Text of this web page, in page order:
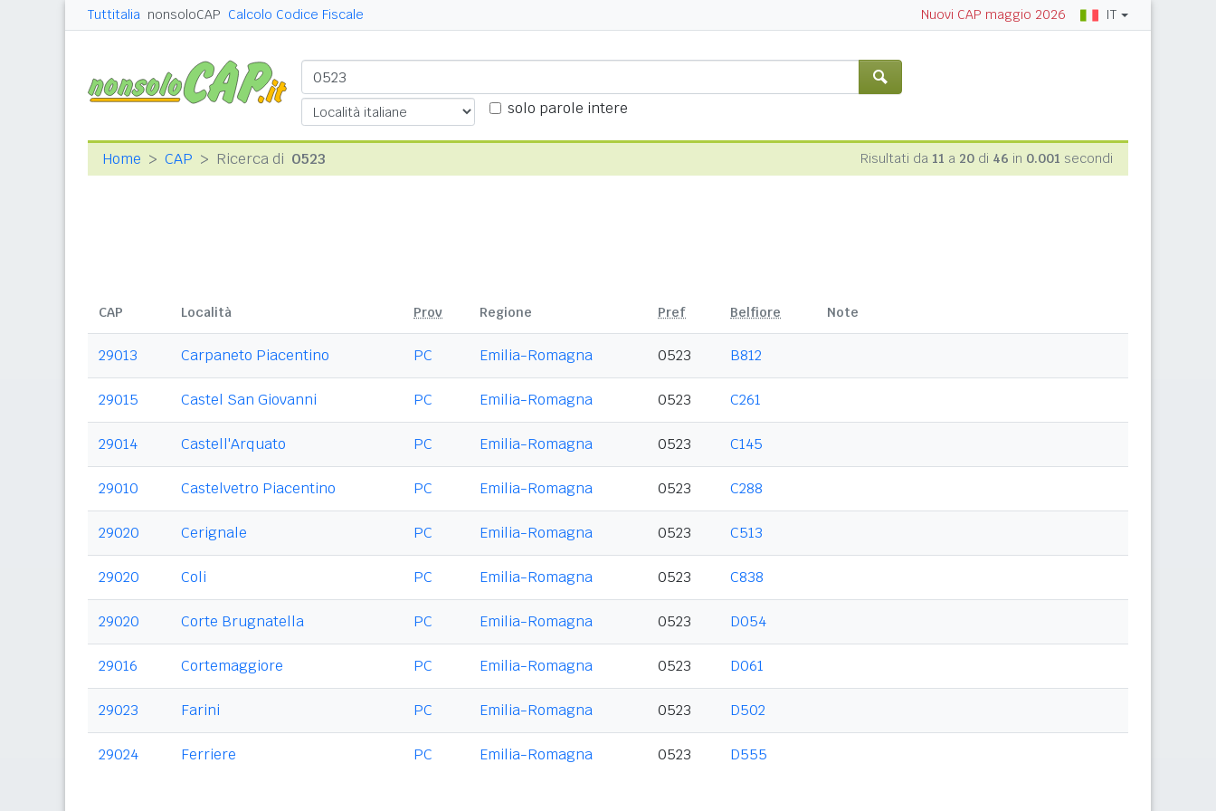
Tuttitalia nonsoloCAP Calcolo Codice Fiscale Nuovi CAP maggio 2026 IT
solo parole intere
Home CAP Ricerca di 0523 Risultati da 11 a 20 di 46 in 0.001 secondi
CAP Località Prov Regione Pref Belfiore Note
29013 Carpaneto Piacentino PC Emilia-Romagna 0523 B812
29015 Castel San Giovanni PC Emilia-Romagna 0523 C261
29014 Castell'Arquato PC Emilia-Romagna 0523 C145
29010 Castelvetro Piacentino PC Emilia-Romagna 0523 C288
29020 Cerignale PC Emilia-Romagna 0523 C513
29020 Coli PC Emilia-Romagna 0523 C838
29020 Corte Brugnatella PC Emilia-Romagna 0523 D054
29016 Cortemaggiore PC Emilia-Romagna 0523 D061
29023 Farini PC Emilia-Romagna 0523 D502
29024 Ferriere PC Emilia-Romagna 0523 D555